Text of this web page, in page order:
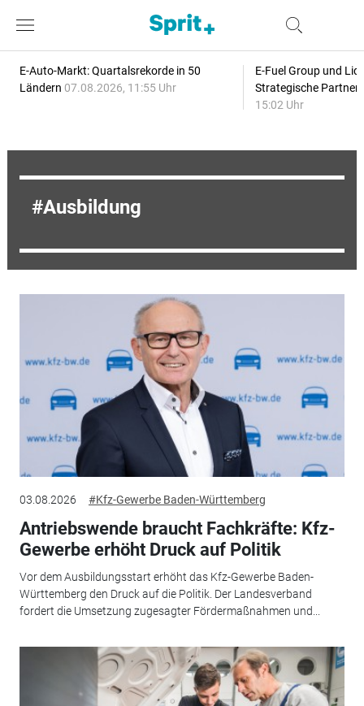
E-Auto-Markt: Quartalsrekorde in 50
Ländern 07.08.2026, 11:55 Uhr
E-Fuel Group und
Strategische
15:02 Uhr
Ausbildung
03.08.2026 #Kfz-Gewerbe Baden-Württemberg
Antriebswende braucht Fachkräfte: Kfz-
Gewerbe erhöht Druck auf Politik
Vor dem Ausbildungsstart erhöht das Kfz-Gewerbe Baden-
Württemberg den Druck auf die Politik. Der Landesverband
fordert die Umsetzung zugesagter Fördermaßnahmen und...